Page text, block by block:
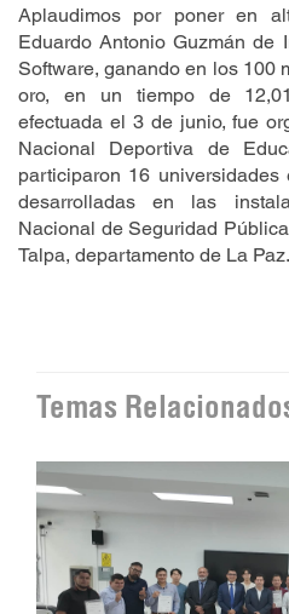
Aplaudimos por poner en
Eduardo Antonio Guzmán de
Software, ganando en los 100
oro, en un tiempo de
efectuada el 3 de junio, fue
Nacional Deportiva de
participaron 16
desarrolladas en las
Nacional de Seguridad
Talpa, departamento de La Paz.
Temas